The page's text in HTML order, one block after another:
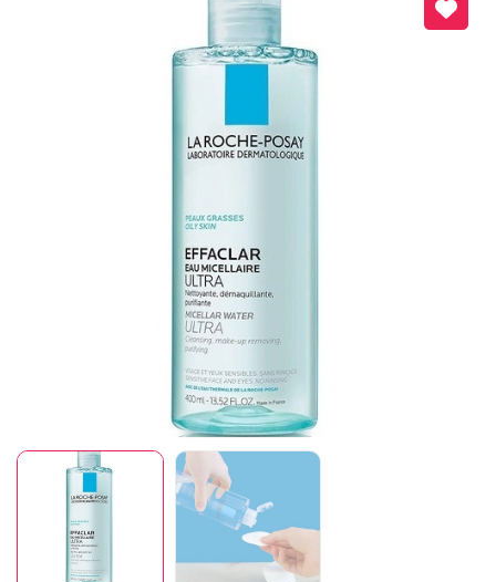
Ngày hết hạn:
Điều kiện: